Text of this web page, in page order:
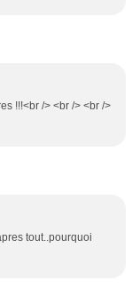
!!!<br /> <br /> <br />
tout..pourquoi